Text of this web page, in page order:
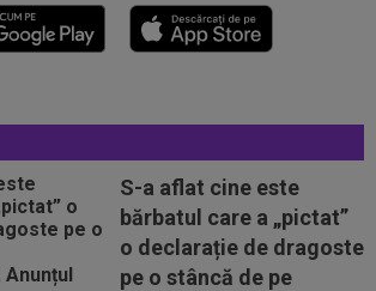
S-a aflat cine este
bărbatul care a „pictat”
o declarație de dragoste
pe o stâncă de pe
făcut un nou transfer! Andrei
nivelul din...
A semnat la o zi după ce a jucat în
Craiova
clară a Gloriei Bistrița la
complet al etapei a...